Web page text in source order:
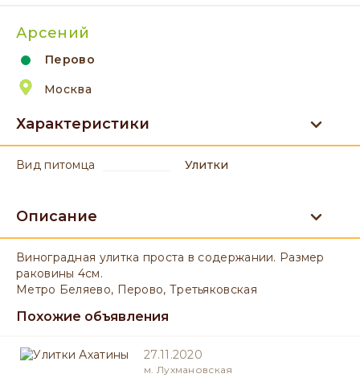
Арсений
Перово
Москва
Характеристики
вид питомца Улитки
Описание
Виноградная улитка проста в содержании. Размер
раковины 4см.
Метро Беляево, Перово, Третьяковская
Похожие объявления
27.11.2020
м. Лухмановская